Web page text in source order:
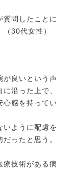
質問したことに
30代女性）
が良いという声
沿った上で、
心感を持ってい
いように配慮を
ったと思う。
療技術がある病